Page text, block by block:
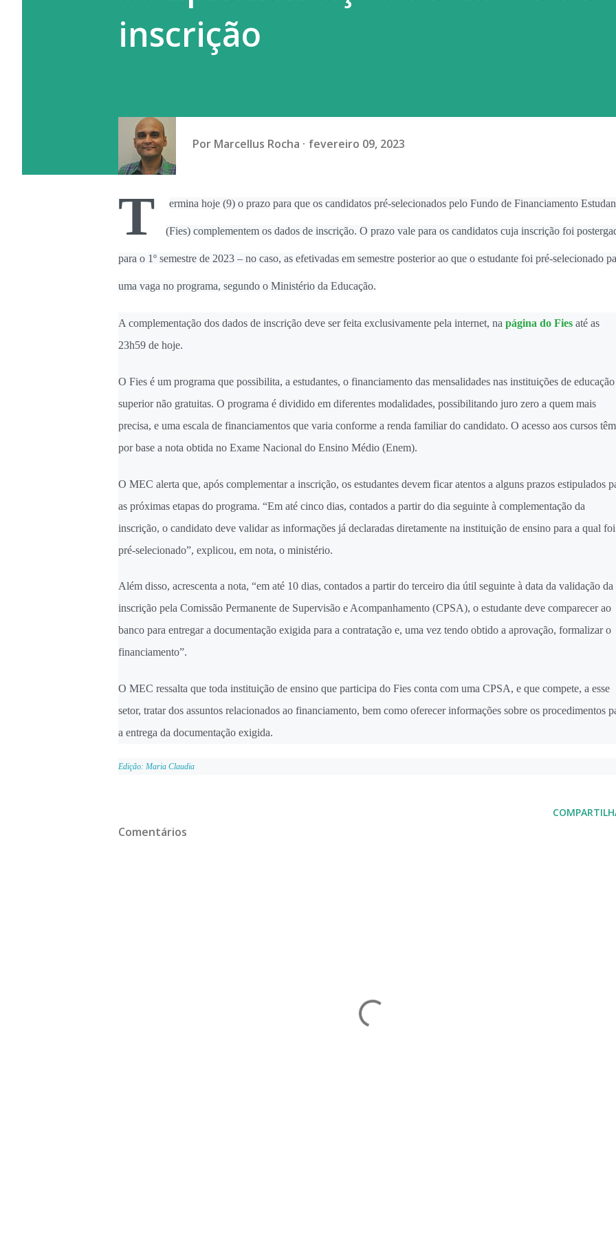
inscrição
Por Marcellus Rocha fevereiro 09, 2023
T ermina hoje (9) o prazo para que os candidatos pré-selecionados pelo Fundo de Financiamento
(Fies) complementem os dados de inscrição. O prazo vale para os candidatos cuja inscrição foi
para o 1º semestre de 2023 – no caso, as efetivadas em semestre posterior ao que o estudante foi pré-selecionado
uma vaga no programa, segundo o Ministério da Educação.
A complementação dos dados de inscrição deve ser feita exclusivamente pela internet, na página do Fies até as
23h59 de hoje.
O Fies é um programa que possibilita, a estudantes, o financiamento das mensalidades nas instituições de educação
superior não gratuitas. O programa é dividido em diferentes modalidades, possibilitando juro zero a quem mais
precisa, e uma escala de financiamentos que varia conforme a renda familiar do candidato. O acesso aos cursos têm
por base a nota obtida no Exame Nacional do Ensino Médio (Enem).
O MEC alerta que, após complementar a inscrição, os estudantes devem ficar atentos a alguns prazos estipulados
as próximas etapas do programa. “Em até cinco dias, contados a partir do dia seguinte à complementação da
inscrição, o candidato deve validar as informações já declaradas diretamente na instituição de ensino para a qual foi
pré-selecionado”, explicou, em nota, o ministério.
Além disso, acrescenta a nota, “em até 10 dias, contados a partir do terceiro dia útil seguinte à data da validação da
inscrição pela Comissão Permanente de Supervisão e Acompanhamento (CPSA), o estudante deve comparecer ao
banco para entregar a documentação exigida para a contratação e, uma vez tendo obtido a aprovação, formalizar o
financiamento”.
O MEC ressalta que toda instituição de ensino que participa do Fies conta com uma CPSA, e que compete, a esse
setor, tratar dos assuntos relacionados ao financiamento, bem como oferecer informações sobre os procedimentos
a entrega da documentação exigida.
Edição: Maria Claudia
Comentários